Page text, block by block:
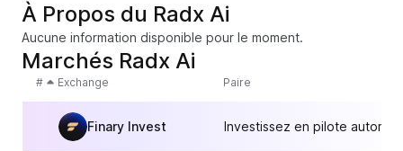
À Propos du Radx Ai
Aucune information disponible pour le moment.
Marchés Radx Ai
# Exchange Paire
Finary Invest Investissez en pilote